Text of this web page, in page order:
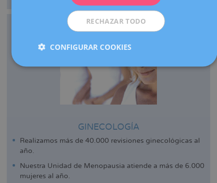
GINECOLOGÍA
Realizamos más de 40.000 revisiones ginecológicas al
año.
Nuestra Unidad de Menopausia atiende a más de 6.000
mujeres al año.
RECHAZAR TODO
CONFIGURAR COOKIES